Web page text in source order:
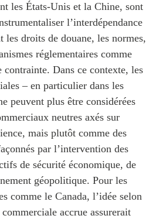
les États-Unis et la Chine, sont
l’interdépendance
les droits de douane, les normes,
réglementaires comme
contrainte. Dans ce contexte, les
– en particulier dans les
peuvent plus être considérées
neutres axés sur
mais plutôt comme des
par l’intervention des
de sécurité économique, de
géopolitique. Pour les
comme le Canada, l’idée selon
accrue assurerait